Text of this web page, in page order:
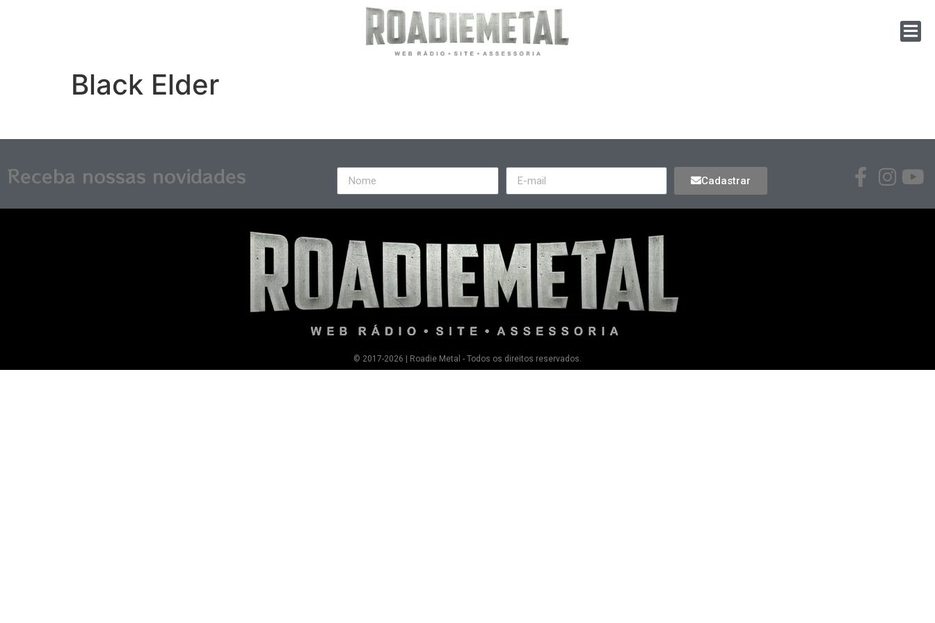
Black Elder
Receba nossas novidades Cadastrar
© 2017-2026 | Roadie Metal - Todos os direitos reservados.